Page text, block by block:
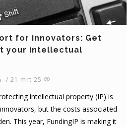
for innovators: Get
your intellectual
/ 21 mrt 25
intellectual property (IP) is
but the costs associated
This year, FundingIP is making it